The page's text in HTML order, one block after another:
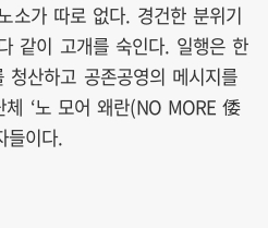
소가 따로 없다. 경건한 분위기
같이 고개를 숙인다. 일행은 한
산하고 공존공영의 메시지를
‘노 모어 왜란(NO MORE 倭
들이다.